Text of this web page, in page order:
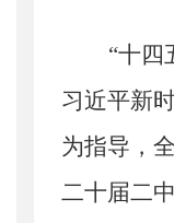
“十四
习近平新
为指导，
二十届二